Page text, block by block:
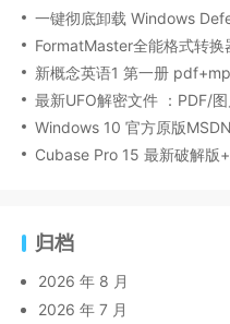
最新UFO解密文件 ：PDF/
Windows 10 官方原版
Cubase Pro 15 最新破解版
归档
2026 年 8 月
2026 年 7 月